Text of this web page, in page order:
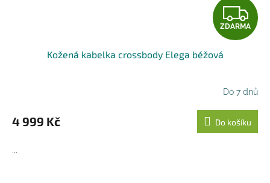
Z
D
R
M
A
ZDARMA
Kožená kabelka crossbody Elega béžová
Do 7 dnů
4 999 Kč Do košíku
...